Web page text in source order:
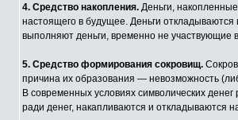
4. Средство накопления. Деньги,
настоящего в будущее. Деньги
выполняют деньги, временно не участвующие
5. Средство формирования сокровищ.
причина их образования — невозможность
В современных условиях символических
ради денег, накапливаются и откладываются